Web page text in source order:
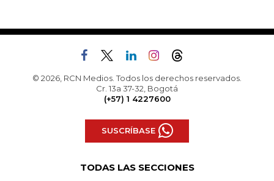
© 2026, RCN Medios. Todos los derechos reservados.
Cr. 13a 37-32, Bogotá
(+57) 1 4227600
SUSCRÍBASE
TODAS LAS SECCIONES